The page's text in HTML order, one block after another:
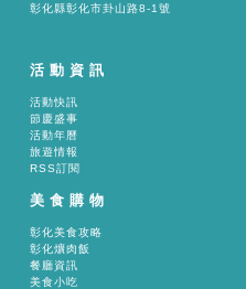
彰化縣彰化市卦山路8-1號
活動資訊
活動快訊
節慶盛事
活動年曆
旅遊情報
RSS訂閱
美食購物
彰化美食攻略
彰化爌肉飯
餐廳資訊
美食小吃